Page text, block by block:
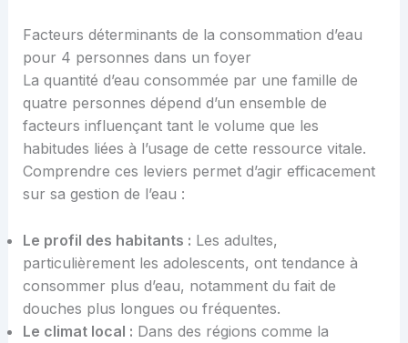
Facteurs déterminants de la consommation d’eau
pour 4 personnes dans un foyer
La quantité d’eau consommée par une famille de
quatre personnes dépend d’un ensemble de
facteurs influençant tant le volume que les
habitudes liées à l’usage de cette ressource vitale.
Comprendre ces leviers permet d’agir efficacement
sur sa gestion de l’eau :
Le profil des habitants : Les adultes,
particulièrement les adolescents, ont tendance à
consommer plus d’eau, notamment du fait de
douches plus longues ou fréquentes.
Le climat local : Dans des régions comme la